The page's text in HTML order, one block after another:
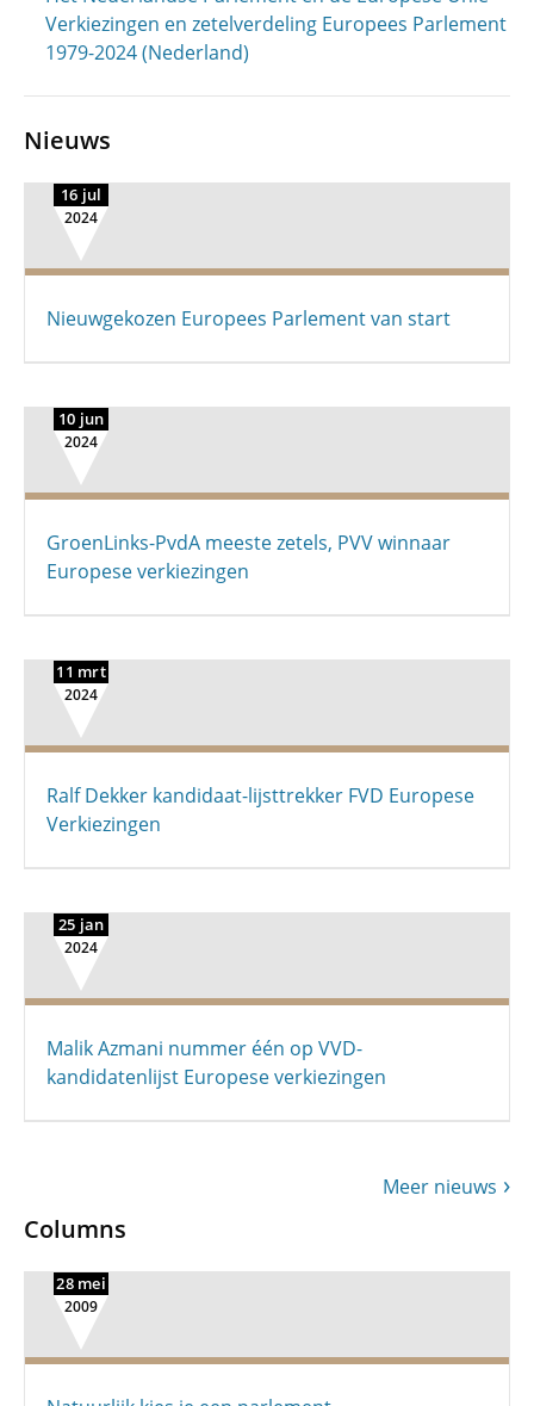
Verkiezingen en zetelverdeling Europees Parlement
1979-2024 (Nederland)
Nieuws
16 jul
2024
Nieuwgekozen Europees Parlement van start
10 jun
2024
GroenLinks-PvdA meeste zetels, PVV winnaar
Europese verkiezingen
11 mrt
2024
Ralf Dekker kandidaat-lijsttrekker FVD Europese
Verkiezingen
25 jan
2024
Malik Azmani nummer één op VVD-
kandidatenlijst Europese verkiezingen
Meer nieuws
Columns
28 mei
2009